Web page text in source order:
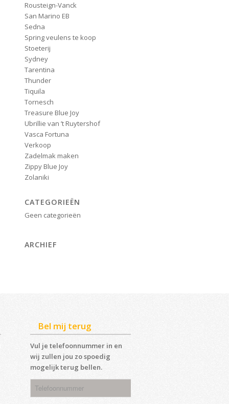
Rousteign-Vanck
San Marino EB
Sedna
Spring veulens te koop
Stoeterij
Sydney
Tarentina
Thunder
Tiquila
Tornesch
Treasure Blue Joy
Ubrillie van ’t Ruytershof
Vasca Fortuna
Verkoop
Zadelmak maken
Zippy Blue Joy
Zolaniki
CATEGORIEËN
Geen categorieën
ARCHIEF
Bel mij terug
Vul je telefoonnummer in en
wij zullen jou zo spoedig
mogelijk terug bellen.